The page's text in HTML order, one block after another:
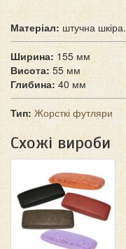
Матеріал: штучна шкіра.
Ширина: 155 мм
Висота: 55 мм
Глибина: 40 мм
Тип: Жорсткі футляри
Схожі вироби